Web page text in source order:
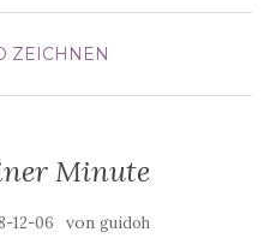
ZEICHNEN
Minute
12-06 von guidoh